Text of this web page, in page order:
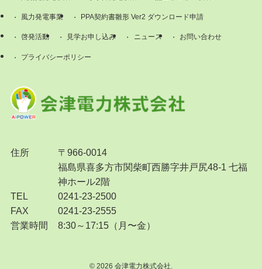
住所
〒966-0014
福島県喜多方市関柴町西勝字井戸尻48-1 七福
神ホール2階
TEL
0241-23-2500
FAX
0241-23-2555
営業時間
8:30～17:15（月〜金）
風力発電事業 PPA契約書雛形 Ver2 ダウンロード申請
啓発活動 見学お申し込み ニュース お問い合わせ
プライバシーポリシー
© 2026 会津電力株式会社.